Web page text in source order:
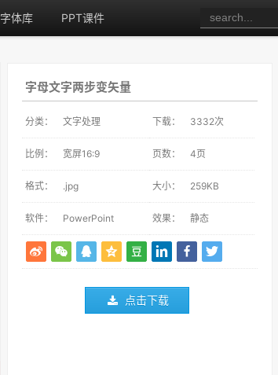
字体库 PPT课件
字母文字两步变矢量
分类： 文字处理 下载： 3332次
比例： 宽屏16:9 页数： 4页
格式： .jpg 大小： 259KB
软件： PowerPoint 效果： 静态
点击下载